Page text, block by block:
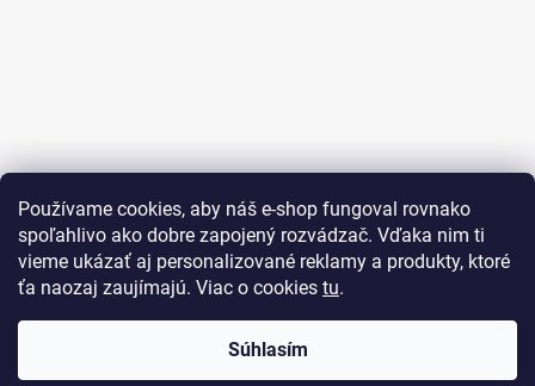
Používame cookies, aby náš e-shop fungoval rovnako
spoľahlivo ako dobre zapojený rozvádzač. Vďaka nim ti
vieme ukázať aj personalizované reklamy a produkty, ktoré
ťa naozaj zaujímajú. Viac o cookies tu.
Súhlasím
Copyright 2026ElektroAntoš. Všetky práva vyhradené.
Upraviť nastavenie cookies